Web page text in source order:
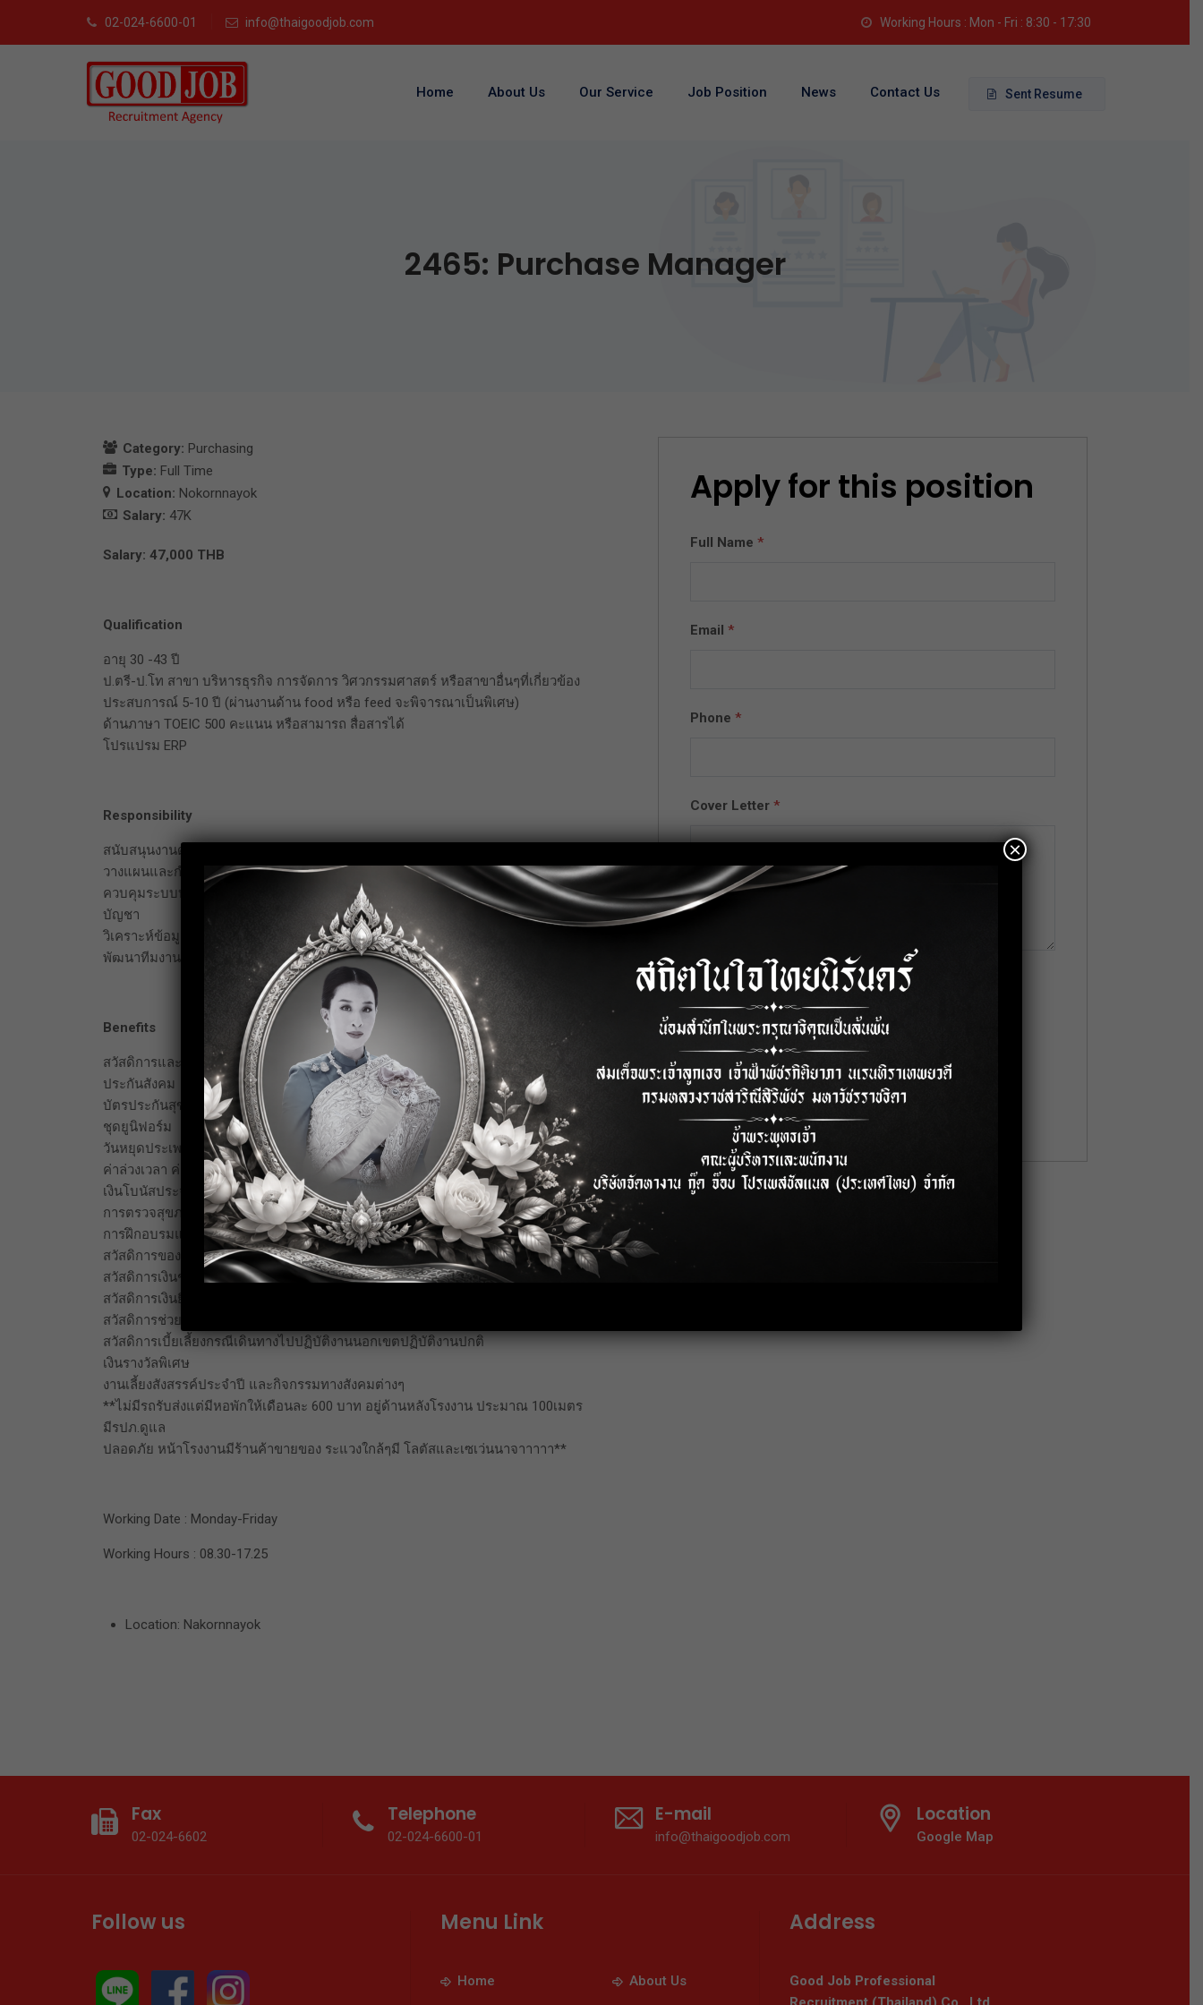
02-024-6600-01 info@thaigoodjob.com Working Hours : Mon - Fri : 8:30 - 17:30
Sent Resume
Home About Us Our Service Job Position News Contact Us
2465: Purchase Manager
Category: Purchasing
Type: Full Time
Location: Nokornnayok
Salary: 47K
Salary: 47,000 THB
Qualification
อายุ 30 -43 ปี
ป.ตรี-ป.โท สาขา บริหารธุรกิจ การจัดการ วิศวกรรมศาสตร์ หรือสาขาอื่นๆที่เกี่ยวข้อง
ประสบการณ์ 5-10 ปี (ผ่านงานด้าน food หรือ feed จะพิจารณาเป็นพิเศษ)
ด้านภาษา TOEIC 500 คะแนน หรือสามารถ สื่อสารได้
โปรแปรม ERP
Responsibility
สนับสนุนงานด้านการสรรหา Supplier รวมถึงประเมินผู้ขาย
วางแผนและกำกับดูแลงานจัดซื้อทั้งระบบให้เป็นไปตามคำขอจากหน่วยงานต่างๆของบริษัท
ควบคุมระบบบริการคุณภาพในงานจัดซื้อ-จัดจ้าง พร้อมทั้งจัดทำรายงานนำเสนอผู้บังคับ
บัญชา
วิเคราะห์ข้อมูลด้านการจัดซื้อ-จัดจ้าง
พัฒนาทีมงานโดยการถ่ายทอด สอนงานฝึกอบรมอย่างต่อเนื่อง
Benefits
สวัสดิการและประโยชน์ของพนักงาน
ประกันสังคม
บัตรประกันสุขภาพ
ชุดยูนิฟอร์ม
วันหยุดประเพณี
ค่าล่วงเวลา ค่าทำงานในวันหยุด
เงินโบนัสประจำปี
การตรวจสุขภาพประจำปี
การฝึกอบรมและพัฒนาพนักงาน
สวัสดิการของเยี่ยมกรณีเจ็บป่วย
สวัสดิการเงินช่วยเหลือสมรส
สวัสดิการเงินยืมกรณีฉุกเฉิน
สวัสดิการช่วยเหลือกรณีมรณกรรม
สวัสดิการเบี้ยเลี้ยงกรณีเดินทางไปปฏิบัติงานนอกเขตปฏิบัติงานปกติ
เงินรางวัลพิเศษ
งานเลี้ยงสังสรรค์ประจำปี และกิจกรรมทางสังคมต่างๆ
**ไม่มีรถรับส่งแต่มีหอพักให้เดือนละ 600 บาท อยู่ด้านหลังโรงงาน ประมาณ 100เมตร
มีรปภ.ดูแล
ปลอดภัย หน้าโรงงานมีร้านค้าขายของ ระแวงใกล้ๆมี โลตัสและเซเว่นนาจาาาาา**
Working Date : Monday-Friday
Working Hours : 08.30-17.25
Location: Nakornnayok
Apply for this position
Full Name *
Email *
Phone *
Cover Letter *
Upload CV/Resume *
Allowed Type(s): .pdf
Fax
02-024-6602
Telephone
02-024-6600-01
E-mail
info@thaigoodjob.com
Location
Google Map
Follow us Menu Link
Home
About Us
Address
Good Job Professional
×